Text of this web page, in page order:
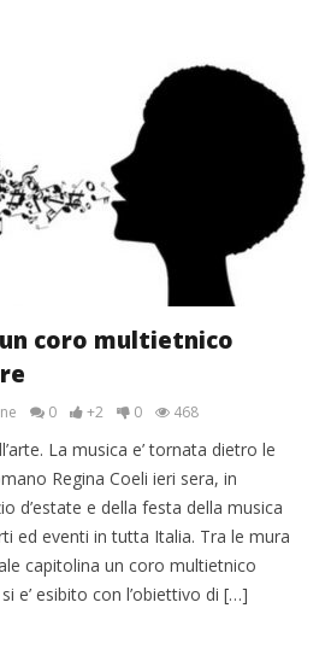
coro multietnico
0 +2 0 468
La musica e’ tornata dietro le
Regina Coeli ieri sera, in
d’estate e della festa della musica
ed eventi in tutta Italia. Tra le mura
capitolina un coro multietnico
e’ esibito con l’obiettivo di […]